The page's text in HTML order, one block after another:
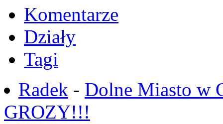
Komentarze
Działy
Tagi
Radek - Dolne Miasto w
GROZY!!!